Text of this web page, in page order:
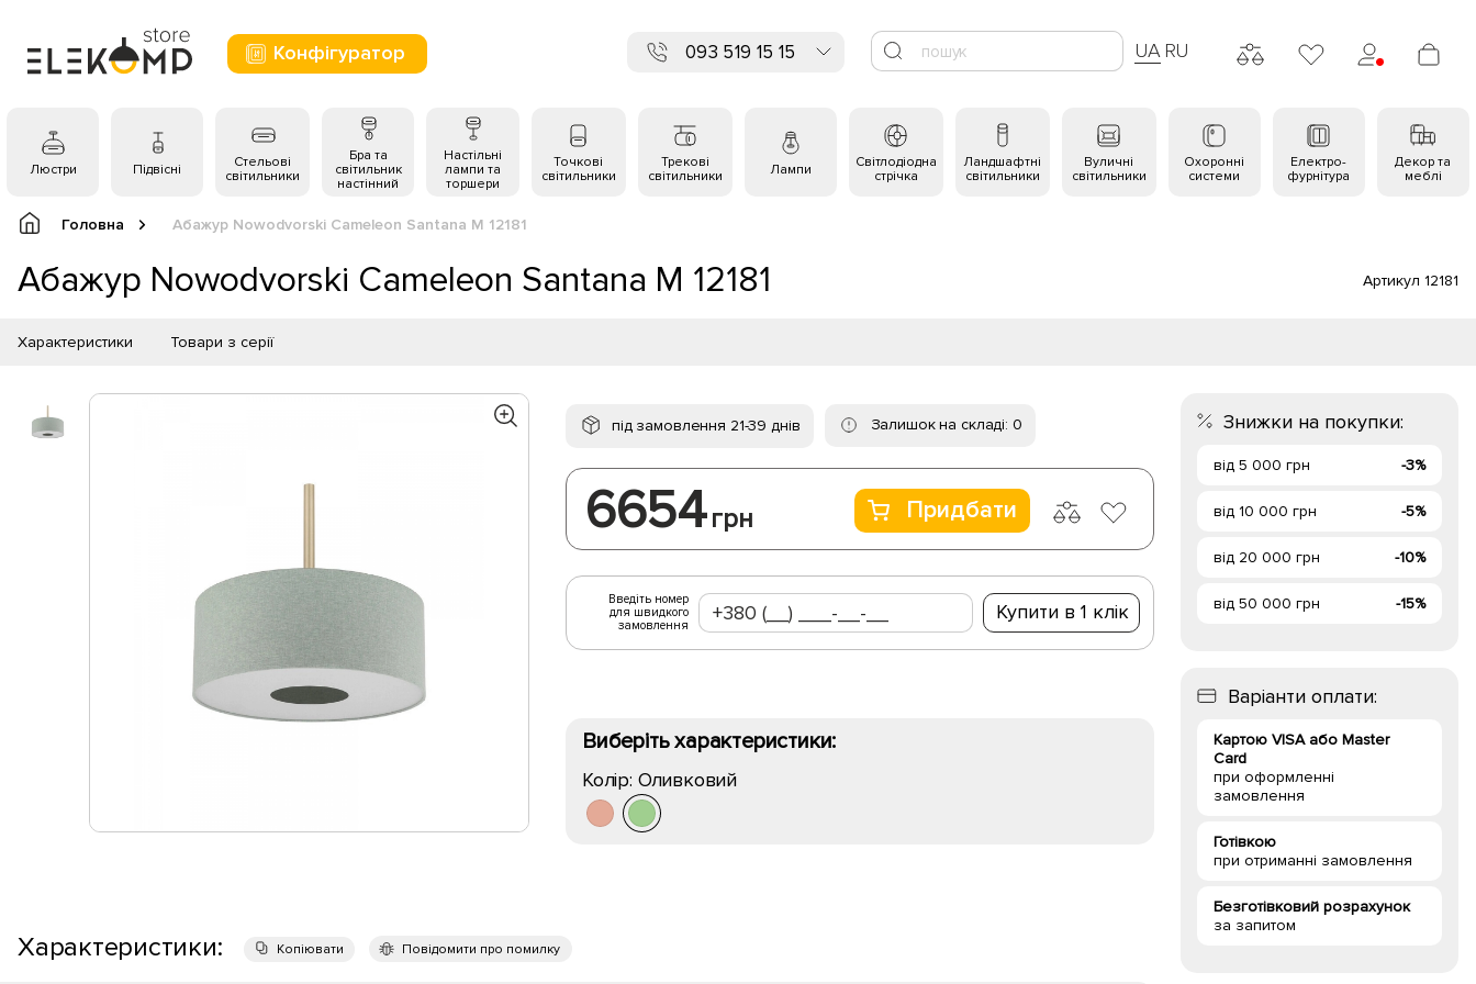
Конфігуратор 093 519 15 15 UA RU
Люстри Підвісні
Стельові
світильники
Бра та
світильник
настінний
Настільні
лампи та
торшери
Точкові
світильники
Трекові
світильники
Лампи
Світлодіодна
стрічка
Ландшафтні
світильники
Вуличні
світильники
Охоронні
системи
Електро-
фурнітура
Декор та
меблі
Головна Абажур Nowodvorski Cameleon Santana M 12181
Абажур Nowodvorski Cameleon Santana M 12181 Артикул 12181
Характеристики Товари з серії
під замовлення 21-39 днів Залишок на складі: 0
6654 грн Придбати
Введіть номер
для швидкого
замовлення
Купити в 1 клік
Виберіть характеристики:
Колір: Оливковий
Характеристики: Копіювати Повідомити про помилку
Знижки на покупки:
від 5 000 грн -3%
від 10 000 грн -5%
від 20 000 грн -10%
від 50 000 грн -15%
Варіанти оплати:
Картою VISA або Master
Card
при оформленні
замовлення
Готівкою
при отриманні замовлення
Безготівковий розрахунок
за запитом